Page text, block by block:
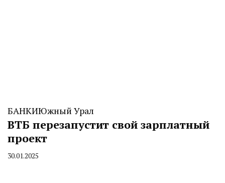
БАНКИЮжный Урал
ВТБ перезапустит свой зарплатный
проект
By
30.01.2025